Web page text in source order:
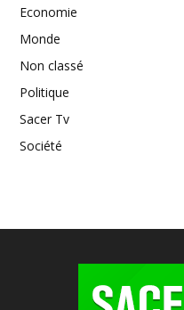
Economie
Monde
Non classé
Politique
Sacer Tv
Société